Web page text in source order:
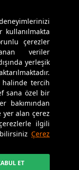
kullanılmakta
çerezler
veriler
yerleşik
halinde tercih
sana özel bir
bakımından
alan çerez
ilgili
Çerez
ET
saklıdır.